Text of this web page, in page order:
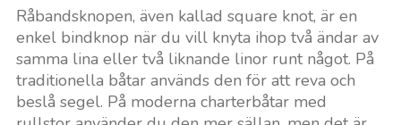
Råbandsknopen, även kallad square knot, är en
enkel bindknop när du vill knyta ihop två ändar av
samma lina eller två liknande linor runt något. På
traditionella båtar används den för att reva och
beslå segel. På moderna charterbåtar med